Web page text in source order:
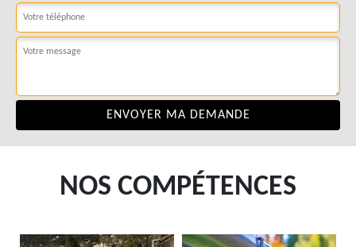
NOS COMPÉTENCES